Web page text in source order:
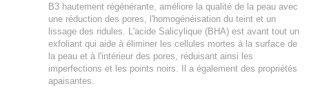
B3 hautement régénérante, améliore la qualité de la peau avec
une réduction des pores, l'homogénéisation du teint et un
lissage des ridules. L'acide Salicylique (BHA) est avant tout un
exfoliant qui aide à éliminer les cellules mortes à la surface de
la peau et à l'intérieur des pores, réduisant ainsi les
imperfections et les points noirs. Il a également des propriétés
apaisantes.